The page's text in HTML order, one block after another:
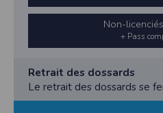
Non-
+ Pass
Retrait des dossards
Le retrait des dossards se